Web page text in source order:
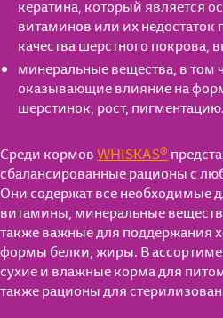
кератина, который является
витаминов или их
качества шерстного покрова,
минеральные вещества, в том
оказывающие влияние на
шерстинок, рост, пигментацию.
Среди кормовWHISKAS®
сбалансированные рационы с
Они содержат все необходимые
витамины, минеральные
также важные для поддержания
формы белки, жиры. В
сухие и влажные корма для
также рационы для